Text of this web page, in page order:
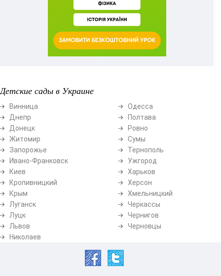
Детские сады в Украине
Винница
Днепр
Донецк
Житомир
Запорожье
Ивано-Франковск
Киев
Кропивницкий
Крым
Луганск
Луцк
Львов
Николаев
Одесса
Полтава
Ровно
Сумы
Тернополь
Ужгород
Харьков
Херсон
Хмельницкий
Черкассы
Чернигов
Черновцы